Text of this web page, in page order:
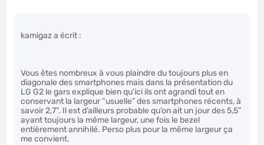
kamigaz a écrit :
Vous êtes nombreux à vous plaindre du toujours plus en
diagonale des smartphones mais dans la présentation du
LG G2 le gars explique bien qu’ici ils ont agrandi tout en
conservant la largeur “usuelle” des smartphones récents, à
savoir 2,7”. Il est d’ailleurs probable qu’on ait un jour des 5,5”
ayant toujours la même largeur, une fois le bezel
entièrement annihilé. Perso plus pour la même largeur ça
me convient.